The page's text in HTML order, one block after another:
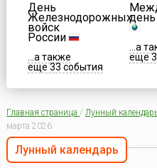
День
Железнодорожных
войск
России
...а также
еще 33 события
...а
еще
Главная страница / Лунный
марта 2026
Лунный календарь